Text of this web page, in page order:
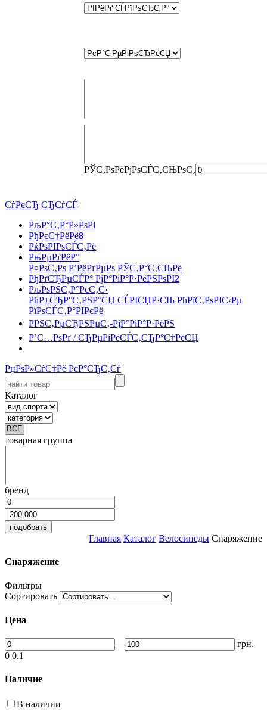
РЎС‚РѕРёРјРѕСЃС‚СЊРѕС‚
СѓРєСЂ СЂСѓСЃ
РљР°С‚Р°Р»РѕРі
РђРєС†РёРё8
РќРѕРІРѕСЃС‚Рё
РњРµРґРёР°
Р¤РѕС‚Рѕ Р’РёРґРµРѕ РЎС‚Р°С‚СЊРё
РђРґСЂРµСЃР° РјР°РіР°Р·РёРЅРѕРІ2
РљРѕРЅС‚Р°РєС‚С‹
РћР±СЂР°С‚РЅР°СЏ СЃРІСЏР·СЊ РћРїС‚РѕРІС‹Рµ
РїРѕСЃС‚Р°РІРєРё
РРЅС‚РµСЂРЅРµС‚-РјР°РіР°Р·РёРЅ
Р’С…РѕРґ / СЂРµРіРёСЃС‚СЂР°С†РёСЏ
РџРѕР»СѓС‡Рё РєР°СЂС‚Сѓ
Каталог
товарная группа
бренд
Главная Каталог Велосипеды Снаряжение
Снаряжение
Фильтры
Сортировать
Цена
—
грн.
0 0.1
Наличие
В наличии